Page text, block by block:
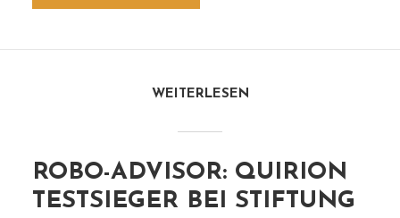
WEITERLESEN
ROBO-ADVISOR: QUIRION
TESTSIEGER BEI STIFTUNG